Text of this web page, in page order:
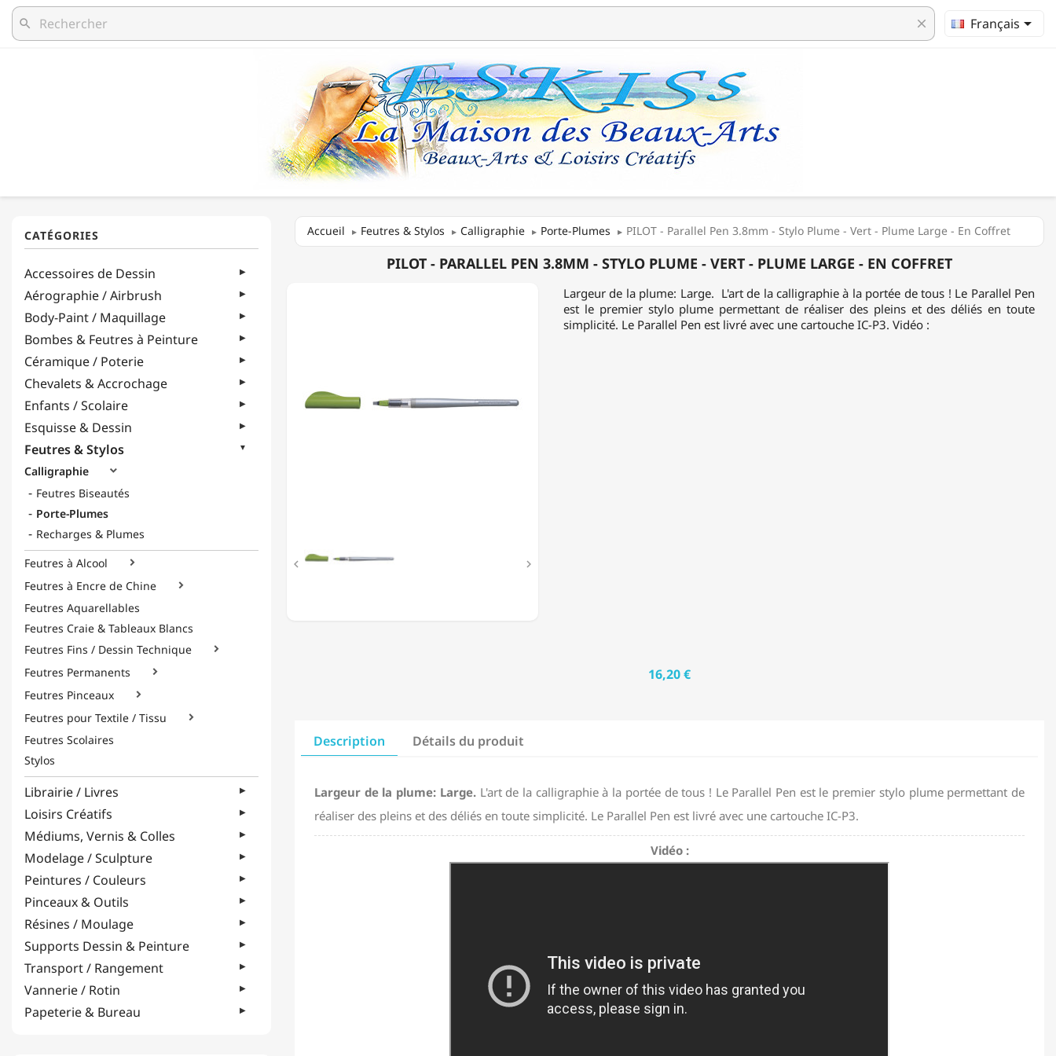
search clear Français
Accessoires de Dessin
Aérographie / Airbrush
Body-Paint / Maquillage
Bombes & Feutres à Peinture
Céramique / Poterie
Chevalets & Accrochage
Enfants / Scolaire
Esquisse & Dessin
Feutres & Stylos
Calligraphie 
Feutres Biseautés
Porte-Plumes
Recharges & Plumes
Feutres à Alcool

Feutres à Encre de Chine 
Feutres Aquarellables
Feutres Craie & Tableaux Blancs
Feutres Fins / Dessin Technique

Feutres Permanents 
Feutres Pinceaux 
Feutres pour Textile / Tissu 
Feutres Scolaires
Stylos
Librairie / Livres
Loisirs Créatifs
Médiums, Vernis & Colles
Modelage / Sculpture
Peintures / Couleurs
Pinceaux & Outils
Résines / Moulage
Supports Dessin & Peinture
Transport / Rangement
Vannerie / Rotin
Papeterie & Bureau
Accueil Feutres & Stylos Calligraphie Porte-Plumes PILOT - Parallel Pen 3.8mm - Stylo Plume - Vert - Plume Large - En Coffret
VERT
PILOT - PARALLEL PEN 3.8MM - STYLO PLUME - VERT - PLUME LARGE - EN COFFRET
 
Largeur de la plume: Large. L'art de la calligraphie à la portée de tous ! Le Parallel Pen
est le premier stylo plume permettant de réaliser des pleins et des déliés en toute
simplicité. Le Parallel Pen est livré avec une cartouche IC-P3. Vidéo :
16,20 €
Description Détails du produit
Largeur de la plume: Large.L'art de la calligraphie à la portée de tous ! Le Parallel Pen est le premier stylo plume permettant de
réaliser des pleins et des déliés en toute simplicité. Le Parallel Pen est livré avec une cartouche IC-P3.
Vidéo :